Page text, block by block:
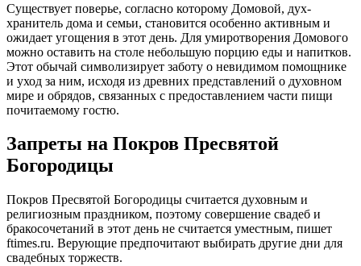
Существует поверье, согласно которому Домовой, дух-
хранитель дома и семьи, становится особенно активным и
ожидает угощения в этот день. Для умиротворения Домового
можно оставить на столе небольшую порцию еды и напитков.
Этот обычай символизирует заботу о невидимом помощнике
и уход за ним, исходя из древних представлений о духовном
мире и обрядов, связанных с предоставлением части пищи
почитаемому гостю.
Запреты на Покров Пресвятой
Богородицы
Покров Пресвятой Богородицы считается духовным и
религиозным праздником, поэтому совершение свадеб и
бракосочетаний в этот день не считается уместным, пишет
ftimes.ru. Верующие предпочитают выбирать другие дни для
свадебных торжеств.